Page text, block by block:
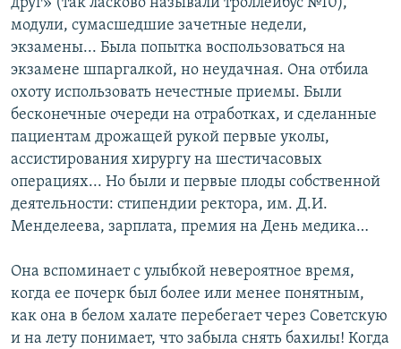
друг» (так ласково называли троллейбус №10),
модули, сумасшедшие зачетные недели,
экзамены... Была попытка воспользоваться на
экзамене шпаргалкой, но неудачная. Она отбила
охоту использовать нечестные приемы. Были
бесконечные очереди на отработках, и сделанные
пациентам дрожащей рукой первые уколы,
ассистирования хирургу на шестичасовых
операциях... Но были и первые плоды собственной
деятельности: стипендии ректора, им. Д.И.
Менделеева, зарплата, премия на День медика…
Она вспоминает с улыбкой невероятное время,
когда ее почерк был более или менее понятным,
как она в белом халате перебегает через Советскую
и на лету понимает, что забыла снять бахилы! Когда